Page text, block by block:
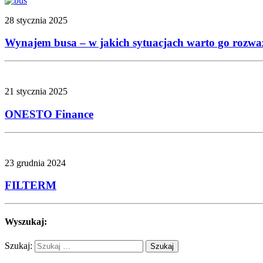
28 stycznia 2025
Wynajem busa – w jakich sytuacjach warto go
21 stycznia 2025
ONESTO Finance
23 grudnia 2024
FILTERM
Wyszukaj:
Szukaj: